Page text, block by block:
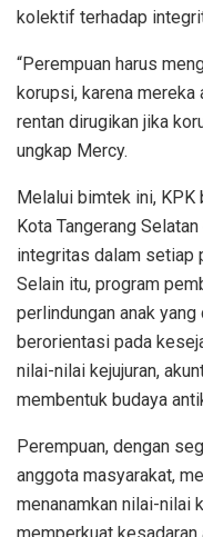
kolektif terhadap
“Perempuan harus
korupsi, karena mereka
rentan dirugikan jika
ungkap Mercy.
Melalui bimtek ini, KPK
Kota Tangerang
integritas dalam setiap
Selain itu, program
perlindungan anak
berorientasi pada
nilai-nilai kejujuran,
membentuk budaya
Perempuan, dengan
anggota masyarakat,
menanamkan nilai-nilai
memperkuat